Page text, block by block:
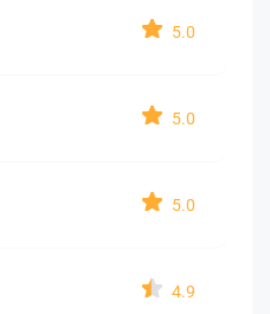
5.0
5.0
5.0
4.9